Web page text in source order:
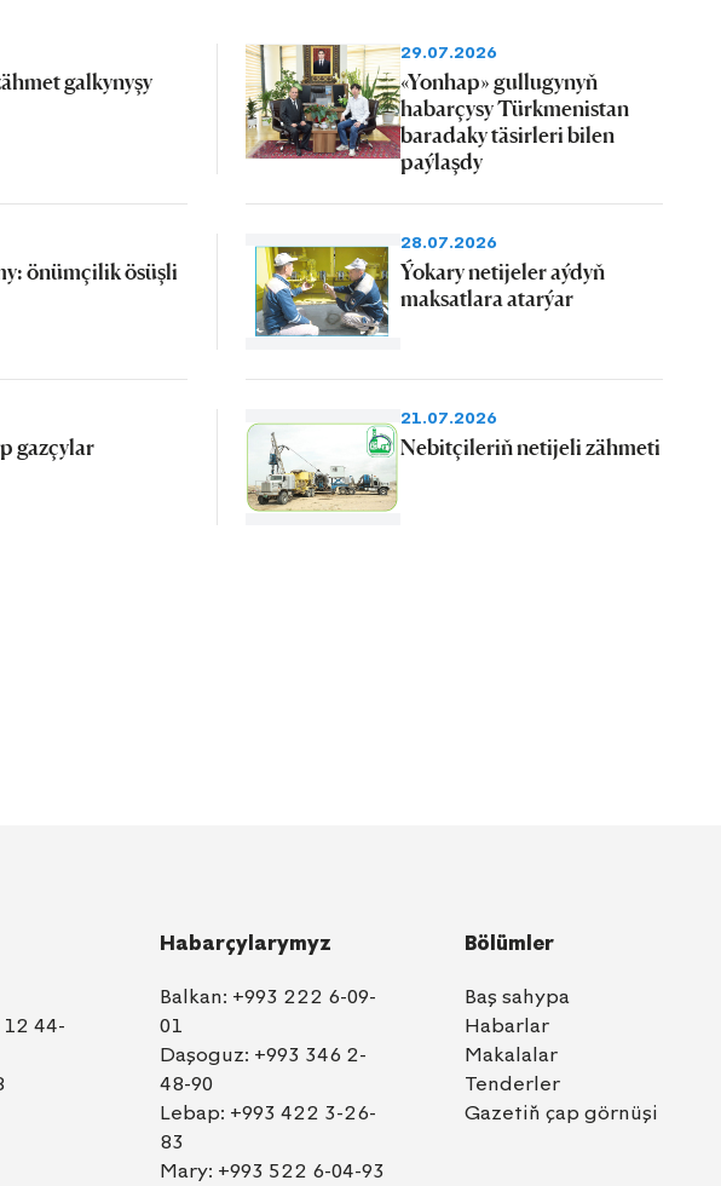
galkynyşy
29.07.2026
«Yonhap» gullugynyň
habarçysy Türkmenistan
baradaky täsirleri bilen
paýlaşdy
önümçilik ösüşli
28.07.2026
Ýokary netijeler aýdyň
maksatlara atarýar
gazçylar
21.07.2026
Nebitçileriň netijeli zähmeti
12 44-
Habarçylarymyz
Balkan: +993 222 6-09-
01
Daşoguz: +993 346 2-
48-90
Lebap: +993 422 3-26-
83
Mary: +993 522 6-04-93
Bölümler
Baş sahypa
Habarlar
Makalalar
Tenderler
Gazetiň çap görnüşi